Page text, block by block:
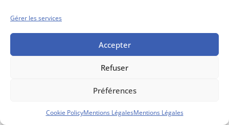
Gérer les services
Accepter
Refuser
Préférences
Cookie PolicyMentions LégalesMentions Légales